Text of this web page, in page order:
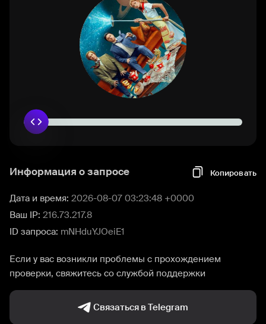
Информация о запросе Копировать
Дата и время: 2026-08-07 03:23:48 +0000
Ваш IP: 216.73.217.8
ID запроса: mNHduYJOeiE1
Если у вас возникли проблемы с прохождением
проверки, свяжитесь со службой поддержки
Связаться в Telegram